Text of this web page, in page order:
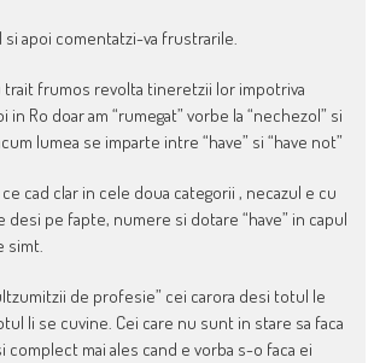
si apoi comentatzi-va frustrarile.
trait frumos revolta tineretzii lor impotriva
Ro doar am “rumegat” vorbe la “nechezol” si
lumea se imparte intre “have” si “have not”
cad clar in cele doua categorii , necazul e cu
desi pe fapte, numere si dotare “have” in capul
simt.
de profesie” cei carora desi totul le
li se cuvine. Cei care nu sunt in stare sa faca
mai ales cand e vorba s-o faca ei